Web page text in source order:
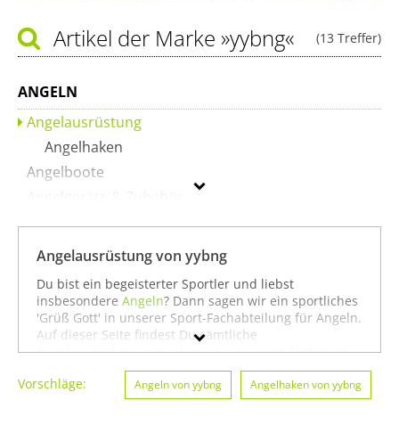
(13 Treffer)
Artikel der Marke »yybng«
ANGELN
Angelausrüstung
Angelhaken
Angelboote
Angelschnüre
Fliegenfischen
yybng
Angelausrüstung von yybng
Du bist ein begeisterter Sportler und liebst
insbesondere Angeln? Dann sagen wir ein sportliches
'Grüß Gott' in unserer Sport-Fachabteilung für Angeln.
Auf dieser Seite findest Du sämtliche
Angelausrüstung von yybng aus unserem Sortiment.
Du kannst auch gezieltAngeln von yybngoder
Baseball von yybngsuchen. Oder Du schaust etwas
breiter und siehst Dich auf unserer Seite mit
Vorschläge: Angeln von yybng Angelhaken von yybng